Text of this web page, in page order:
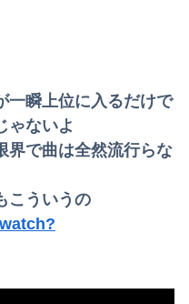
一瞬上位に入るだけで
ゃないよ
界で曲は全然流行らな
こういうの